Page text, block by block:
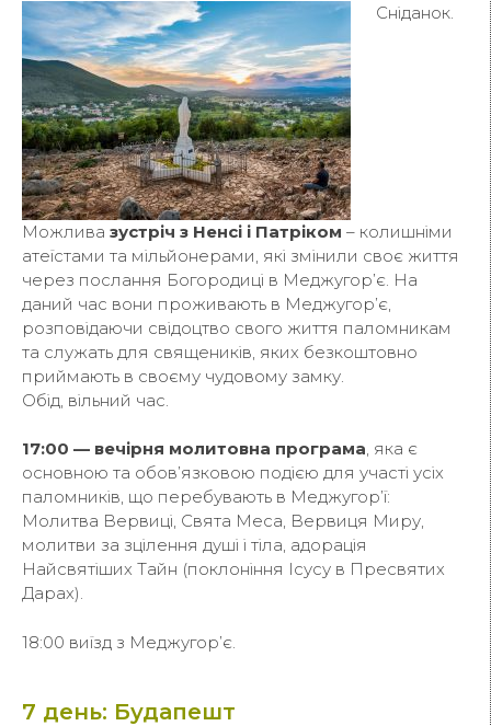
Сніданок.
Можлива зустріч з Ненсі і Патріком – колишніми
атеїстами та мільйонерами, які змінили своє життя
через послання Богородиці в Меджугор’є. На
даний час вони проживають в Меджугор’є,
розповідаючи свідоцтво свого життя паломникам
та служать для священиків, яких безкоштовно
приймають в своєму чудовому замку.
Обід, вільний час.
17:00 — вечірня молитовна програма, яка є
основною та обов’язковою подією для участі усіх
паломників, що перебувають в Меджугор’ї:
Молитва Вервиці, Свята Меса, Вервиця Миру,
молитви за зцілення душі і тіла, адорація
Найсвятіших Тайн (поклоніння Ісусу в Пресвятих
Дарах).
18:00 виїзд з Меджугор’є.
7 день: Будапешт